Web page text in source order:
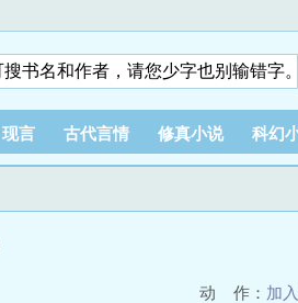
现言 古代言情 修真小说 科幻
动 作： 加